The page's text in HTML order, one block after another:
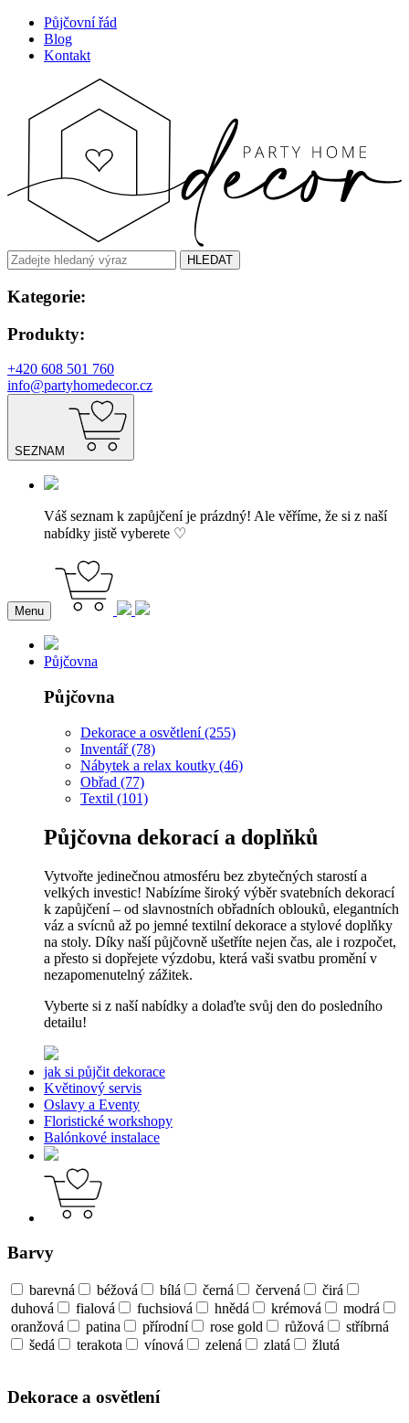
Půjčovní řád
Blog
Kontakt
HLEDAT
Kategorie:
Produkty:
+420 608 501 760
info@partyhomedecor.cz
SEZNAM
Váš seznam k zapůjčení je prázdný! Ale věříme, že si z naší
nabídky jistě vyberete ♡
Menu
Půjčovna
Půjčovna
Dekorace a osvětlení (255)
Inventář (78)
Nábytek a relax koutky (46)
Obřad (77)
Textil (101)
Půjčovna dekorací a doplňků
Vytvořte jedinečnou atmosféru bez zbytečných starostí a
velkých investic! Nabízíme široký výběr svatebních dekorací
k zapůjčení – od slavnostních obřadních oblouků, elegantních
váz a svícnů až po jemné textilní dekorace a stylové doplňky
na stoly. Díky naší půjčovně ušetříte nejen čas, ale i rozpočet,
a přesto si dopřejete výzdobu, která vaši svatbu promění v
nezapomenutelný zážitek.
Vyberte si z naší nabídky a dolaďte svůj den do posledního
detailu!
jak si půjčit dekorace
Květinový servis
Oslavy a Eventy
Floristické workshopy
Balónkové instalace
Barvy
barevná béžová bílá černá červená
čirá
duhová
fialová fuchsiová hnědá krémová
modrá
oranžová
patina přírodní rose gold růžová
stříbrná
šedá
terakota vínová zelená zlatá žlutá
Dekorace a osvětlení